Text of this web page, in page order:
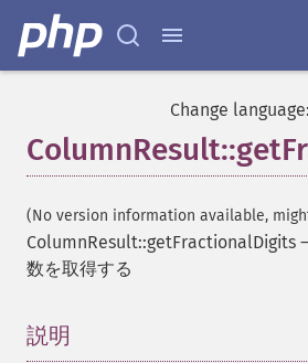
Change language:
(No version information available,
ColumnResult::getFractionalDigits
数を取得する
説明